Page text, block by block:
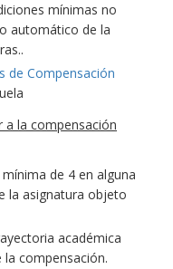
mínimas no
automático de la
de Compensación
a la compensación
de 4 en alguna
la asignatura objeto
académica
compensación.